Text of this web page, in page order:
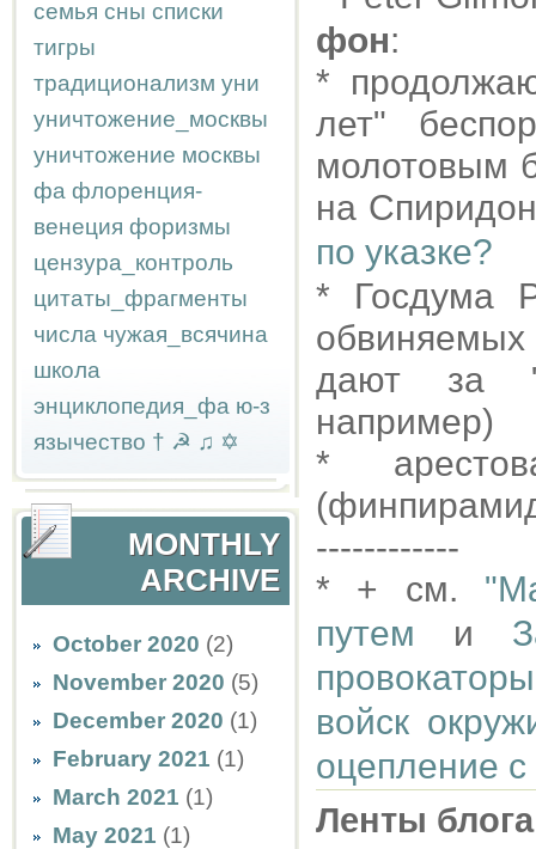
семья сны списки
тигры
традиционализм уни
уничтожение_москвы
уничтожение москвы
фа флоренция-
венеция форизмы
цензура_контроль
цитаты_фрагменты
числа чужая_всячина
школа
энциклопедия_фа ю-з
язычество † ☭ ♫ ✡
MONTHLY
ARCHIVE
October 2020 (2)
November 2020 (5)
December 2020 (1)
February 2021 (1)
March 2021 (1)
May 2021 (1)
фон:
*
лет"
молотовым
на
по указке?
* Госдума
обвиняемых
дают за
например)
*
------------
* + см.
путем и
войск
оцепление
Ленты